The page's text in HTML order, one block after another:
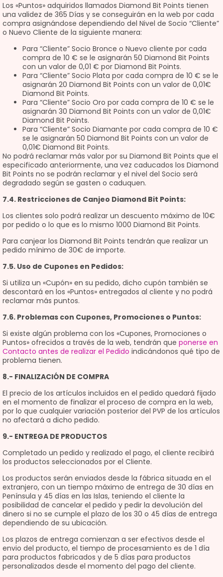
Los «Puntos» adquiridos llamados Diamond Bit Points tienen
una validez de 365 Días y se conseguirán en la web por cada
compra asignándose dependiendo del Nivel de Socio “Cliente”
o Nuevo Cliente de la siguiente manera:
Para “Cliente” Socio Bronce o Nuevo cliente por cada
compra de 10 € se le asignarán 50 Diamond Bit Points
con un valor de 0,01 € por Diamond Bit Points.
Para “Cliente” Socio Plata por cada compra de 10 € se le
asignarán 20 Diamond Bit Points con un valor de 0,01€
Diamond Bit Points.
Para “Cliente” Socio Oro por cada compra de 10 € se le
asignarán 30 Diamond Bit Points con un valor de 0,01€
Diamond Bit Points.
Para “Cliente” Socio Diamante por cada compra de 10 €
se le asignarán 50 Diamond Bit Points con un valor de
0,01€ Diamond Bit Points.
No podrá reclamar más valor por su Diamond Bit Points que el
especificado anteriormente, una vez caducados los Diamond
Bit Points no se podrán reclamar y el nivel del Socio será
degradado según se gasten o caduquen.
7.4. Restricciones de Canjeo Diamond Bit Points:
Los clientes solo podrá realizar un descuento máximo de 10€
por pedido o lo que es lo mismo 1000 Diamond Bit Points.
Para canjear los Diamond Bit Points tendrán que realizar un
pedido mínimo de 30€ de importe.
7.5. Uso de Cupones en Pedidos:
Si utiliza un «Cupón» en su pedido, dicho cupón también se
descontará en los «Puntos» entregados al cliente y no podrá
reclamar más puntos.
7.6. Problemas con Cupones, Promociones o Puntos:
Si existe algún problema con los «Cupones, Promociones o
Puntos» ofrecidos a través de la web, tendrán que ponerse en
Contacto antes de realizar el Pedido indicándonos qué tipo de
problema tienen.
8.- FINALIZACIÓN DE COMPRA
El precio de los artículos incluidos en el pedido quedará fijado
en el momento de finalizar el proceso de compra en la web,
por lo que cualquier variación posterior del PVP de los artículos
no afectará a dicho pedido.
9.- ENTREGA DE PRODUCTOS
Completado un pedido y realizado el pago, el cliente recibirá
los productos seleccionados por el Cliente.
Los productos serán enviados desde la fábrica situada en el
extranjero, con un tiempo máximo de entrega de 30 días en
Península y 45 días en las Islas, teniendo el cliente la
posibilidad de cancelar el pedido y pedir la devolución del
dinero si no se cumple el plazo de los 30 o 45 días de entrega
dependiendo de su ubicación.
Los plazos de entrega comienzan a ser efectivos desde el
envio del producto, el tiempo de procesamiento es de 1 día
para productos fabricados y de 5 días para productos
personalizados desde el momento del pago del cliente.